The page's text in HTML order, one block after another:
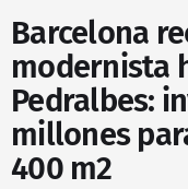
Barcelona
modernista
Pedralbes:
millones
400 m2